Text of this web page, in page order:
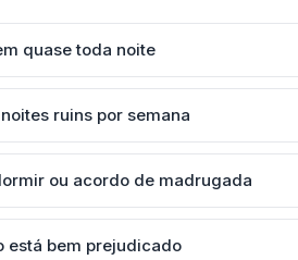
quase toda noite
ruins por semana
ou acordo de madrugada
está bem prejudicado